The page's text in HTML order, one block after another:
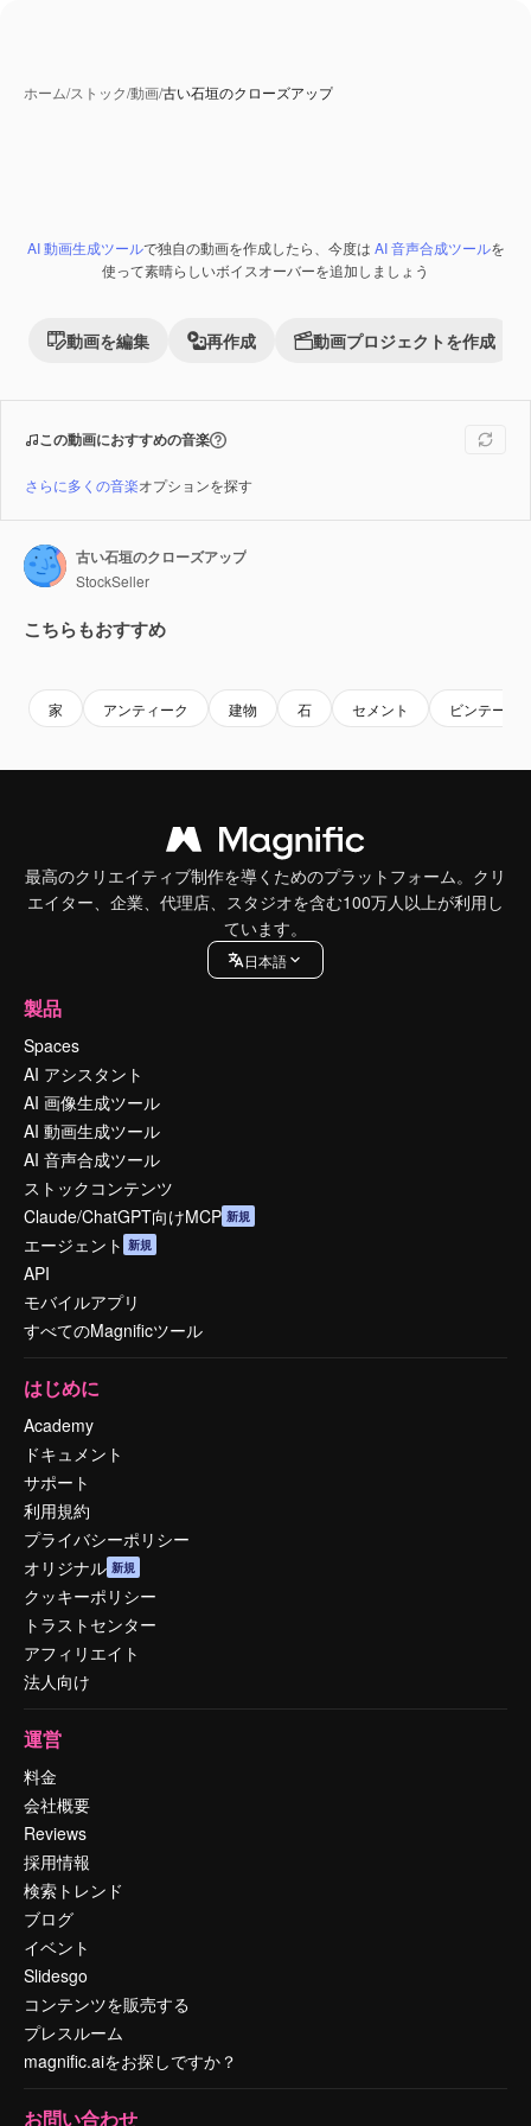
ホーム/ストック/動画/古い石垣のクローズアップ
Premium
AI 動画生成ツールで独自の動画を作成したら、今度は AI 音声合成ツールを
使って素晴らしいボイスオーバーを追加しましょう
動画を編集 再作成 動画プロジェクトを作成
この動画におすすめの音楽
さらに多くの音楽オプションを探す
古い石垣のクローズアップ
StockSeller
こちらもおすすめ
家 アンティーク 建物 石 セメント ビンテージ
最高のクリエイティブ制作を導くためのプラットフォーム。クリ
エイター、企業、代理店、スタジオを含む100万人以上が利用し
ています。
日本語
製品
Spaces
AI アシスタント
AI 画像生成ツール
AI 動画生成ツール
AI 音声合成ツール
ストックコンテンツ
Claude/ChatGPT向けMCP 新規
エージェント 新規
API
モバイルアプリ
すべてのMagnificツール
はじめに
Academy
ドキュメント
サポート
利用規約
プライバシーポリシー
オリジナル 新規
クッキーポリシー
トラストセンター
アフィリエイト
法人向け
運営
料金
会社概要
Reviews
採用情報
検索トレンド
ブログ
イベント
Slidesgo
コンテンツを販売する
プレスルーム
magnific.aiをお探しですか？
お問い合わせ